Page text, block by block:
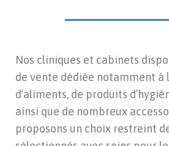
Nos cliniques et cabinets
de vente dédiée notamment à
d’aliments, de produits
ainsi que de nombreux
proposons un choix restreint